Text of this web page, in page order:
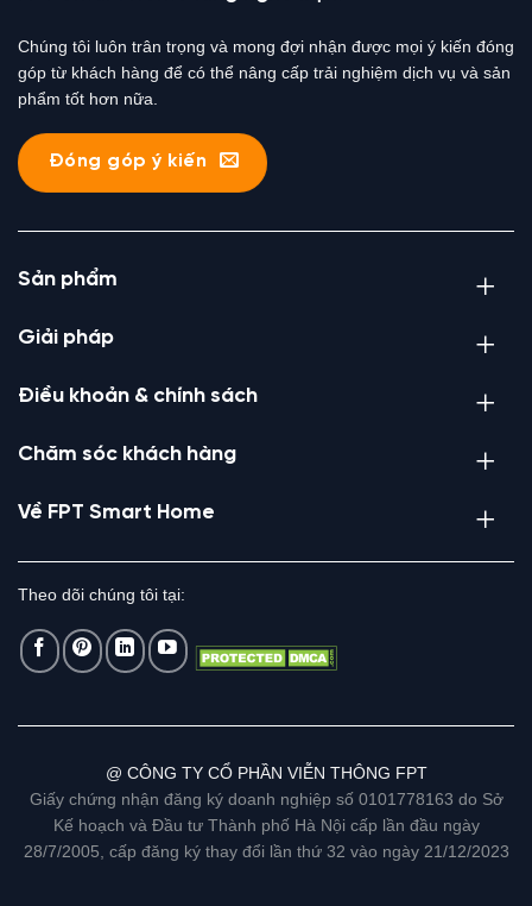
Chúng tôi luôn trân trọng và mong đợi nhận được mọi ý kiến đóng
góp từ khách hàng để có thể nâng cấp trải nghiệm dịch vụ và sản
phẩm tốt hơn nữa.
Đóng góp ý kiến
Sản phẩm
Giải pháp
Điều khoản & chính sách
Chăm sóc khách hàng
Về FPT Smart Home
Theo dõi chúng tôi tại:
@ CÔNG TY CỔ PHẦN VIỄN THÔNG FPT
Giấy chứng nhận đăng ký doanh nghiệp số 0101778163 do Sở
Kế hoạch và Đầu tư Thành phố Hà Nội cấp lần đầu ngày
28/7/2005, cấp đăng ký thay đổi lần thứ 32 vào ngày 21/12/2023